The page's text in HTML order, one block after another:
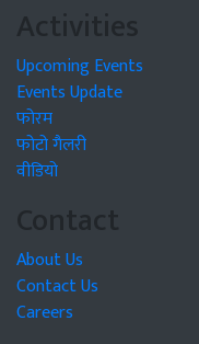
Activities
Upcoming Events
Events Update
फोरम
फोटो गैलरी
वीडियो
Contact
About Us
Contact Us
Careers